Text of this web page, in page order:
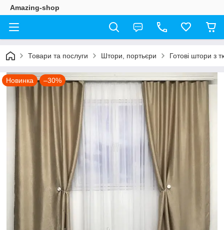
Amazing-shop
Товари та послуги Штори, портьєри Готові штори з
Новинка –30%